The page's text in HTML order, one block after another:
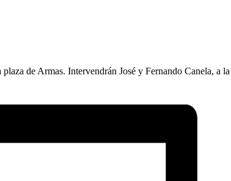
de Armas. Intervendrán José y Fernando Canela, a